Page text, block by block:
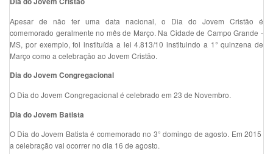
Apesar de não ter uma data nacional, o Dia do Jovem Cristão é
comemorado geralmente no mês de Março. Na Cidade de Campo Grande -
MS, por exemplo, foi instituída a lei 4.813/10 instituindo a 1° quinzena de
Março como a celebração ao Jovem Cristão.
Dia do Jovem Congregacional
O Dia do Jovem Congregacional é celebrado em 23 de Novembro.
Dia do Jovem Batista
O Dia do Jovem Batista é comemorado no 3° domingo de agosto. Em 2015
a celebração vai ocorrer no dia 16 de agosto.